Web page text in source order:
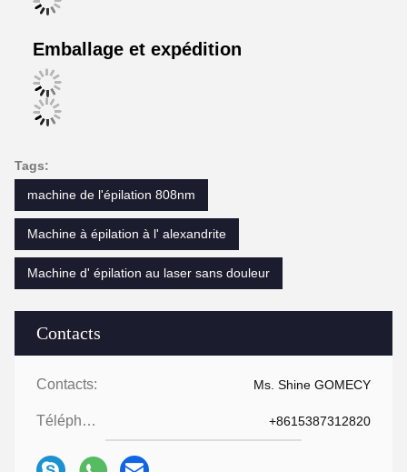
Contacts
Contacts: Ms. Shine GOMECY
Téléphone: +8615387312820
Emballage et expédition
Tags:
machine de l'épilation 808nm
Machine à épilation à l' alexandrite
Machine d' épilation au laser sans douleur